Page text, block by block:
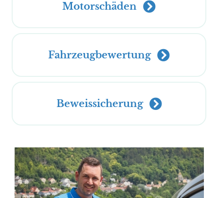
Motorschäden
Fahrzeugbewertung
Beweissicherung